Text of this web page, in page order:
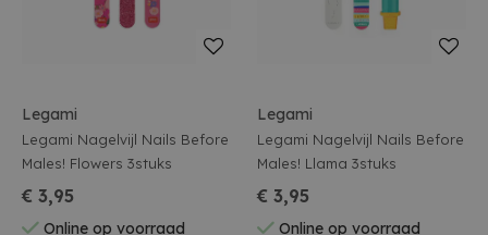
Legami
Legami Nagelvijl Nails Before
Males! Flowers 3stuks
€ 3,95
Online op voorraad
Legami
Legami Nagelvijl Nails Before
Males! Llama 3stuks
€ 3,95
Online op voorraad